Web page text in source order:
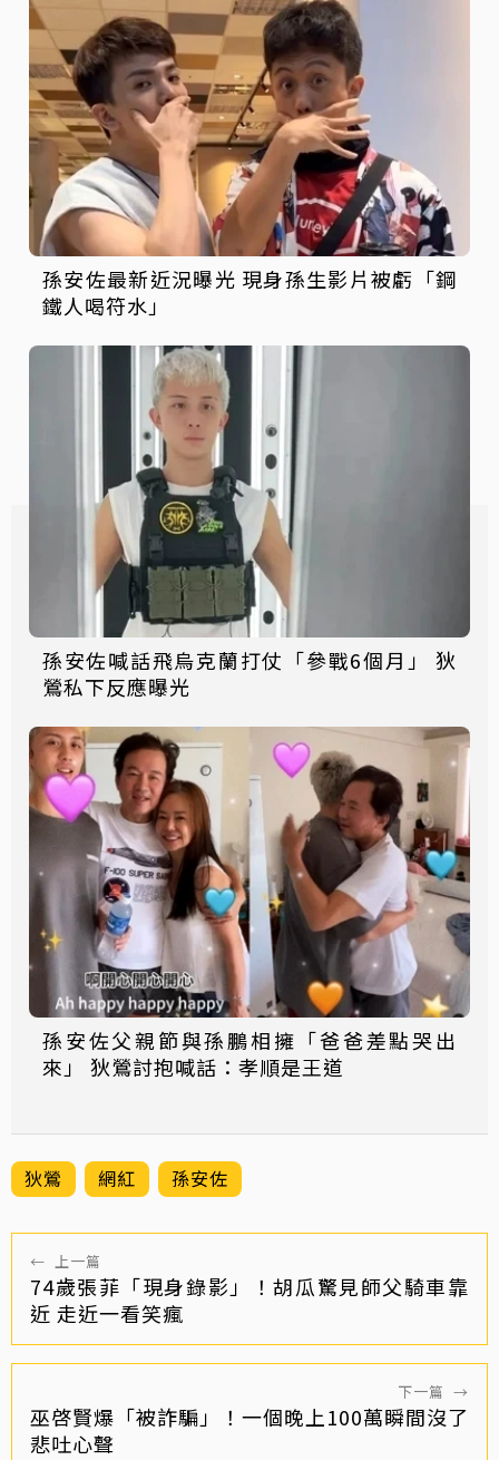
孫安佐最新近況曝光 現身孫生影片被虧「鋼
鐵人喝符水」
孫安佐喊話飛烏克蘭打仗「參戰6個月」 狄
鶯私下反應曝光
孫安佐父親節與孫鵬相擁「爸爸差點哭出
來」 狄鶯討抱喊話：孝順是王道
狄鶯 網紅 孫安佐
← 上一篇
74歲張菲「現身錄影」！胡瓜驚見師父騎車靠
近 走近一看笑瘋
下一篇 →
巫啓賢爆「被詐騙」！一個晚上100萬瞬間沒了
悲吐心聲